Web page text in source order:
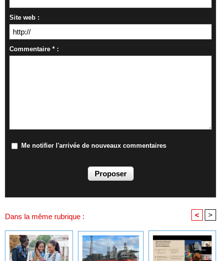
Site web :
Commentaire * :
Me notifier l'arrivée de nouveaux commentaires
Dans la même rubrique : < >